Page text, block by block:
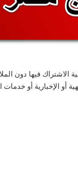
الاشتراك فيها دون
أو الإخبارية أو